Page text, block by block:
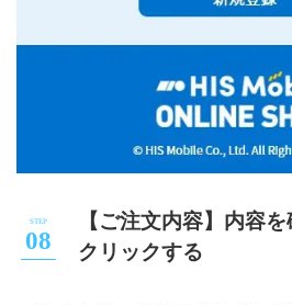
【ご注文内容】内容
クリックする